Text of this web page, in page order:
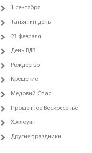
1 сентября
Татьянин день
23 февраля
День ВДВ
Рождество
Крещение
Медовый Спас
Прощенное Воскресенье
Хэллоуин
Другие праздники